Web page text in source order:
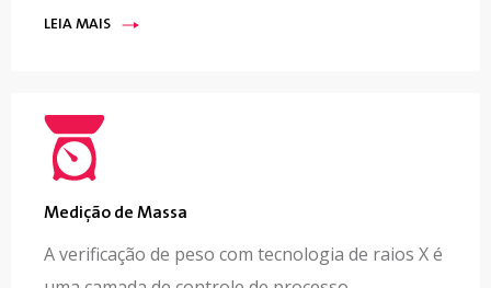
LEIA MAIS
Medição de Massa
A verificação de peso com tecnologia de raios X é